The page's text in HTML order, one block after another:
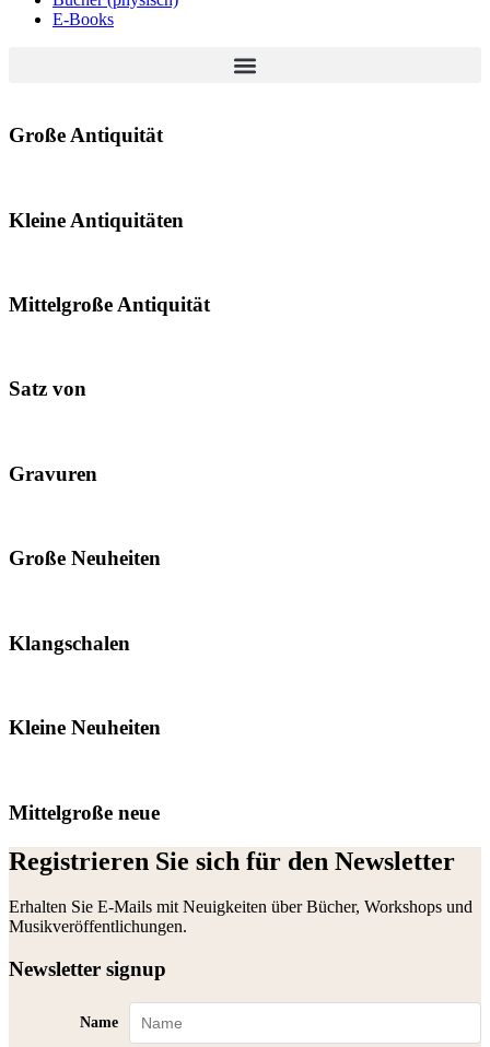
E-Books
Große Antiquität
Kleine Antiquitäten
Mittelgroße Antiquität
Satz von
Gravuren
Große Neuheiten
Klangschalen
Kleine Neuheiten
Mittelgroße neue
Registrieren Sie sich für den Newsletter
Erhalten Sie E-Mails mit Neuigkeiten über Bücher, Workshops und
Musikveröffentlichungen.
Newsletter signup
Name